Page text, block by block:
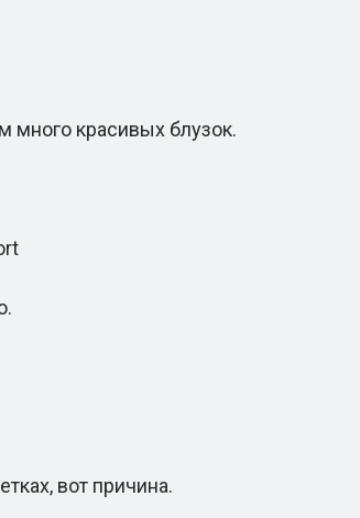
красивых блузок.
вот причина.